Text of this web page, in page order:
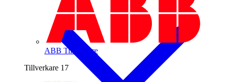
ABB Tillverkare
Tillverkare 17